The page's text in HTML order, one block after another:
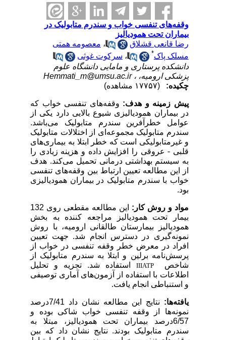
وقفه‌های تنفسی خواب و سندرم متابولیک در
بیماران تحت همودیالیز
رضا قانعی قشلاق
،معصومه همتی
مسلک پاک* ،سرکوت غوثی
دانشکده پرستاری و مامایی دانشگاه علوم
پزشکی ارومیه، ، Hemmati_m@umsu.ac.ir
چکیده:
پیش زمینه و هدف:وقفه‌های تنفسی خواب که
در بیماران همودیالیزی شیوع بالایی دارد یکی از
عوامل خطرآفرین سندرم متابولیک می‌باشد.
سندرم متابولیک مجموعه‌ای از اختلالات متابولیک
و غیرمتابولیکی است که خطر ابتلا به بیماری‌های
قلبی - عروقی را افزایش داده و هزینه زیادی را
به سیستم بهداشتی درمانی تحمیل می‌کند. هدف
از این مطالعه تعیین ارتباط بین وقفه‌های تنفسی
خواب با سندرم متابولیک در بیماران همودیالیزی
بود.
مواد و روش کار:
این مطالعه مقطعی روی 132
بیمار تحت همودیالیز مراجعه کننده به بخش
همودیالیز بیمارستان طالقانی ارومیه، با روش
نمونه‌گیری در دسترس انجام شد. جهت تعیین
افراد در معرض خطر وقفه تنفسی در خواب از
پرسش‌نامهبرلین و ابتلا به سندرم متابولیک از
شاخص ATP
IIIاستفاده شد. تجزیه و تحلیل
اطلاعات با استفاده از آزمون‌های آماری توصیفی
و استنباطی انجام یافت.
یافته‌ها:
نتایج این مطالعه نشان داد 7/41درصد
نمونه‌ها از وقفه تنفسی خواب شاکی بوده و
6/57درصد بیماران تحت همودیالیز، مبتلا به
سندرم متابولیک بودند. نتایج نشان داد که بین